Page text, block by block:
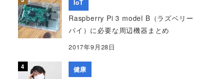
IoT
Raspberry Pi 3 model B（ラズベリー
パイ）に必要な周辺機器まとめ
2017年9月28日
健康